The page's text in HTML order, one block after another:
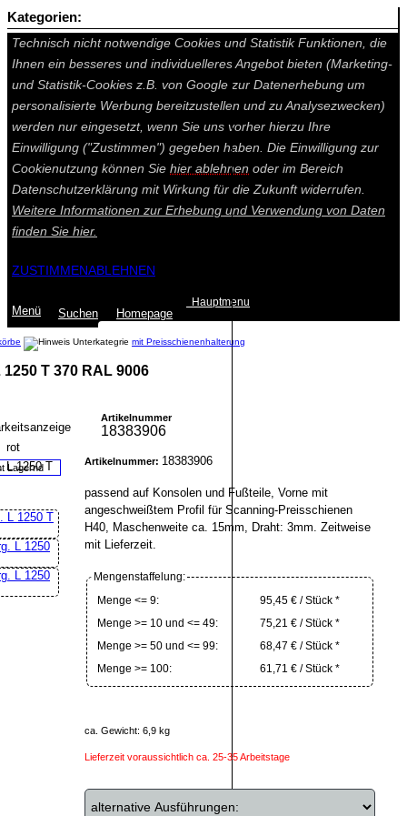
Auf dieser Seite werden technisch notwendige Cookies gesetzt.
Technisch nicht notwendige Cookies und Statistik Funktionen, die
Ihnen ein besseres und individuelleres Angebot bieten (Marketing-
und Statistik-Cookies z.B. von Google zur Datenerhebung um
personalisierte Werbung bereitzustellen und zu Analysezwecken)
werden nur eingesetzt, wenn Sie uns vorher hierzu Ihre
Einwilligung ("Zustimmen") gegeben haben. Die Einwilligung zur
Cookienutzung können Sie hier ablehnen oder im Bereich
Datenschutzerklärung mit Wirkung für die Zukunft widerrufen.
Weitere Informationen zur Erhebung und Verwendung von Daten
finden Sie hier.
ZUSTIMMENABLEHNEN
Menü Suchen Homepage
Hauptmenu
mit Preisschienenhalterung
T 370 RAL 9006
Lagernd
Artikelnummer
18383906
Artikelnummer: 18383906
passend auf Konsolen und Fußteile, Vorne mit
angeschweißtem Profil für Scanning-Preisschienen
H40, Maschenweite ca. 15mm, Draht: 3mm. Zeitweise
mit Lieferzeit.
Mengenstaffelung:
Menge <= 9:
95,45 € / Stück *
Menge >= 10 und <= 49:
75,21 € / Stück *
Menge >= 50 und <= 99:
68,47 € / Stück *
Menge >= 100:
61,71 € / Stück *
ca. Gewicht: 6,9 kg
Lieferzeit voraussichtlich ca. 25-35 Arbeitstage
Kategorien: